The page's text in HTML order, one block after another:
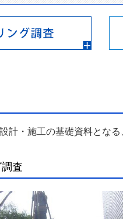
計・施工の基礎資料とな
査